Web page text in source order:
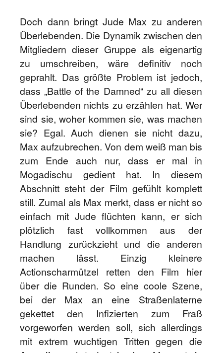
Doch dann bringt Jude Max zu anderen
Überlebenden. Die Dynamik zwischen den
Mitgliedern dieser Gruppe als eigenartig
zu umschreiben, wäre definitiv noch
geprahlt. Das größte Problem ist jedoch,
dass „Battle of the Damned“ zu all diesen
Überlebenden nichts zu erzählen hat. Wer
sind sie, woher kommen sie, was machen
sie? Egal. Auch dienen sie nicht dazu,
Max aufzubrechen. Von dem weiß man bis
zum Ende auch nur, dass er mal in
Mogadischu gedient hat. In diesem
Abschnitt steht der Film gefühlt komplett
still. Zumal als Max merkt, dass er nicht so
einfach mit Jude flüchten kann, er sich
plötzlich fast vollkommen aus der
Handlung zurückzieht und die anderen
machen lässt. Einzig kleinere
Actionscharmützel retten den Film hier
über die Runden. So eine coole Szene,
bei der Max an eine Straßenlaterne
gekettet den Infizierten zum Fraß
vorgeworfen werden soll, sich allerdings
mit extrem wuchtigen Tritten gegen die